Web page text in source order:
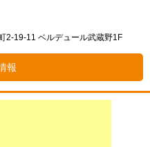
2-19-11 ベルデュール武蔵野1F
報